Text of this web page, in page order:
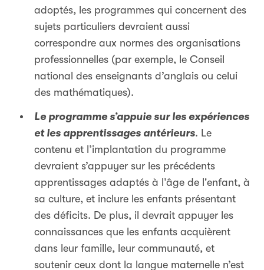
adoptés, les programmes qui concernent des
sujets particuliers devraient aussi
correspondre aux normes des organisations
professionnelles (par exemple, le Conseil
national des enseignants d’anglais ou celui
des mathématiques).
Le programme s’appuie sur les expériences
et les apprentissages antérieurs. Le
contenu et l’implantation du programme
devraient s’appuyer sur les précédents
apprentissages adaptés à l’âge de l'enfant, à
sa culture, et inclure les enfants présentant
des déficits. De plus, il devrait appuyer les
connaissances que les enfants acquièrent
dans leur famille, leur communauté, et
soutenir ceux dont la langue maternelle n’est